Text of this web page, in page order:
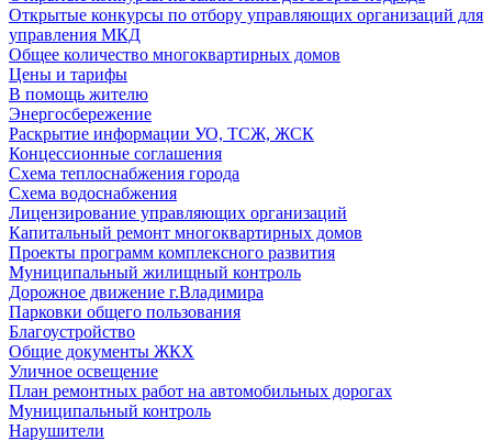
Открытые конкурсы по отбору управляющих организаций для
управления МКД
Общее количество многоквартирных домов
Цены и тарифы
В помощь жителю
Энергосбережение
Раскрытие информации УО, ТСЖ, ЖСК
Концессионные соглашения
Схема теплоснабжения города
Схема водоснабжения
Лицензирование управляющих организаций
Капитальный ремонт многоквартирных домов
Проекты программ комплексного развития
Муниципальный жилищный контроль
Дорожное движение г.Владимира
Парковки общего пользования
Благоустройство
Общие документы ЖКХ
Уличное освещение
План ремонтных работ на автомобильных дорогах
Муниципальный контроль
Нарушители